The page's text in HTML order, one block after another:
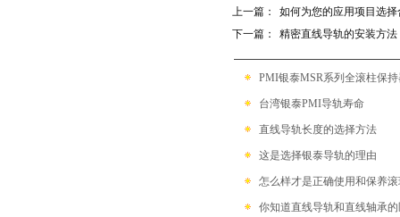
上一篇：
如何为您的应用项目选
下一篇：
精密直线导轨的安装方法
PMI银泰MSR系列全滚柱保
台湾银泰PMI导轨寿命
直线导轨长度的选择方法
这是选择银泰导轨的理由
怎么样才是正确使用和保养
你知道直线导轨和直线轴承